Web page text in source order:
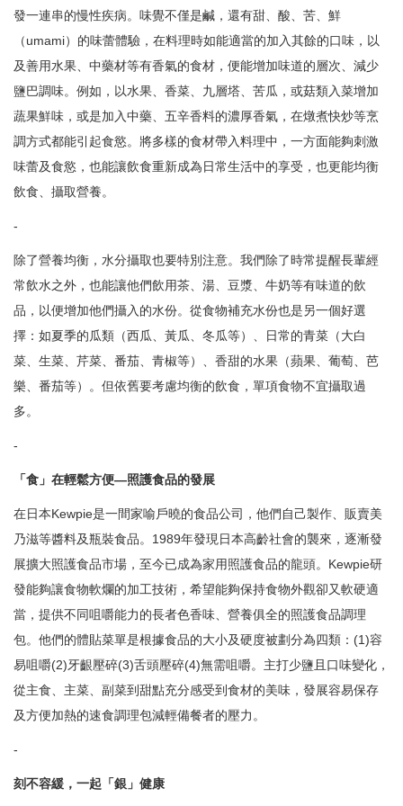
發一連串的慢性疾病。味覺不僅是鹹，還有甜、酸、苦、鮮
（umami）的味蕾體驗，在料理時如能適當的加入其餘的口味，以
及善用水果、中藥材等有香氣的食材，便能增加味道的層次、減少
鹽巴調味。例如，以水果、香菜、九層塔、苦瓜，或菇類入菜增加
蔬果鮮味，或是加入中藥、五辛香料的濃厚香氣，在燉煮快炒等烹
調方式都能引起食慾。將多樣的食材帶入料理中，一方面能夠刺激
味蕾及食慾，也能讓飲食重新成為日常生活中的享受，也更能均衡
飲食、攝取營養。
-
除了營養均衡，水分攝取也要特別注意。我們除了時常提醒長輩經
常飲水之外，也能讓他們飲用茶、湯、豆漿、牛奶等有味道的飲
品，以便增加他們攝入的水份。從食物補充水份也是另一個好選
擇：如夏季的瓜類（西瓜、黃瓜、冬瓜等）、日常的青菜（大白
菜、生菜、芹菜、番茄、青椒等）、香甜的水果（蘋果、葡萄、芭
樂、番茄等）。但依舊要考慮均衡的飲食，單項食物不宜攝取過
多。
-
「食」在輕鬆方便—照護食品的發展
在日本Kewpie是一間家喻戶曉的食品公司，他們自己製作、販賣美
乃滋等醬料及瓶裝食品。1989年發現日本高齡社會的襲來，逐漸發
展擴大照護食品市場，至今已成為家用照護食品的龍頭。Kewpie研
發能夠讓食物軟爛的加工技術，希望能夠保持食物外觀卻又軟硬適
當，提供不同咀嚼能力的長者色香味、營養俱全的照護食品調理
包。他們的體貼菜單是根據食品的大小及硬度被劃分為四類：(1)容
易咀嚼(2)牙齦壓碎(3)舌頭壓碎(4)無需咀嚼。主打少鹽且口味變化，
從主食、主菜、副菜到甜點充分感受到食材的美味，發展容易保存
及方便加熱的速食調理包減輕備餐者的壓力。
-
刻不容緩，一起「銀」健康